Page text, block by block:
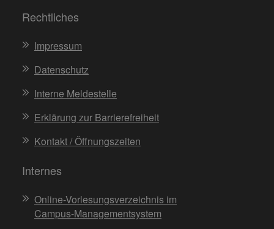
Rechtliches
Impressum
Datenschutz
Interne Meldestelle
Erklärung zur Barrierefreiheit
Kontakt / Öffnungszeiten
Internes
Online-Vorlesungsverzeichnis im
Campus-Managementsystem